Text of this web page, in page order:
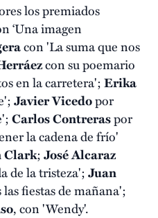
los premiados
‘Una imagen
con 'La suma que nos
con su poemario
en la carretera';Erika
Javier Vicedopor
Carlos Contreraspor
la cadena de frío'
Clark;José Alcaraz
de la tristeza';Juan
las fiestas de mañana';
, con 'Wendy'.